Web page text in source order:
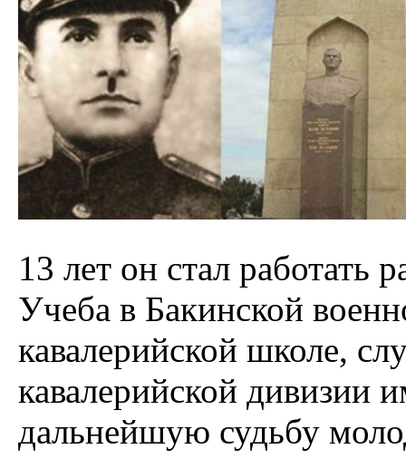
13 лет он стал работать
Учеба в Бакинской
кавалерийской школе,
кавалерийской дивизии
дальнейшую судьбу